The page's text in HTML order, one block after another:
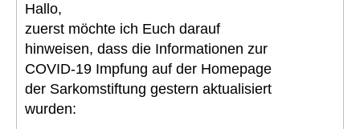
Hallo,
zuerst möchte ich Euch darauf
hinweisen, dass die Informationen zur
COVID-19 Impfung auf der Homepage
der Sarkomstiftung gestern aktualisiert
wurden: